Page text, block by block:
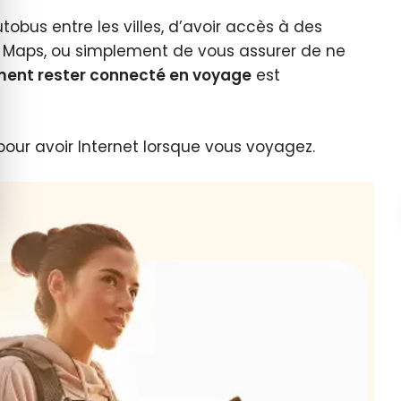
entre les villes, d’avoir accès à des
ou simplement de vous assurer de ne
rester connecté en voyage est
avoir Internet lorsque vous voyagez.